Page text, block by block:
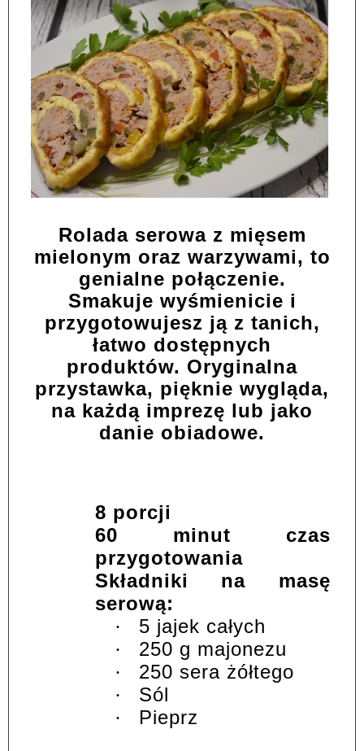
Rolada serowa z mięsem
mielonym oraz warzywami, to
genialne połączenie.
Smakuje wyśmienicie i
przygotowujesz ją z tanich,
łatwo dostępnych
produktów. Oryginalna
przystawka, pięknie wygląda,
na każdą imprezę lub jako
danie obiadowe.
8 porcji
60 minut czas
przygotowania
Składniki na masę
serową:
· 5 jajek całych
· 250 g majonezu
· 250 sera żółtego
· Sól
· Pieprz